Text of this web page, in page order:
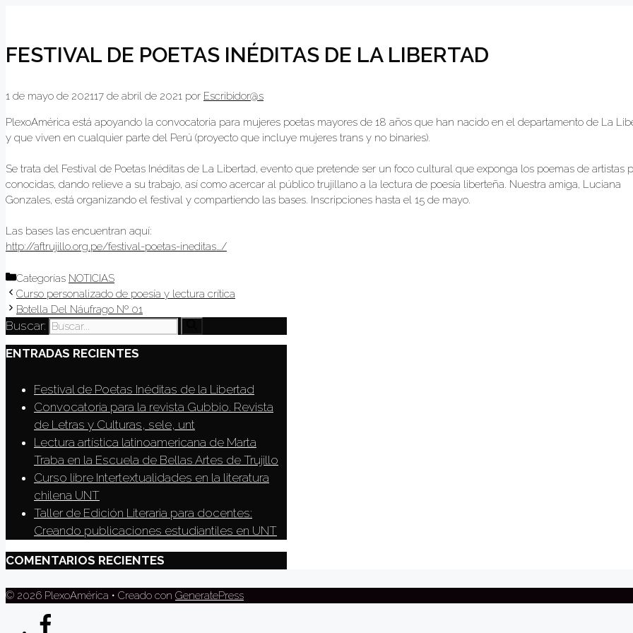
FESTIVAL DE POETAS INÉDITAS DE LA LIBERTAD
1 de mayo de 202117 de abril de 2021 por Escribidor@s
PlexoAmérica está apoyando la convocatoria para mujeres poetas mayores de 18 años que han nacido en el departamento de La
y que viven en cualquier parte del Perú (proyecto que incluye mujeres trans y no binaries).
Se trata del Festival de Poetas Inéditas de La Libertad, evento que pretende ser un foco cultural que exponga los poemas de artistas
conocidas, dando relieve a su trabajo, así como acercar al público trujillano a la lectura de poesía liberteña. Nuestra amiga, Luciana
Gonzales, está organizando el festival y compartiendo las bases. Inscripciones hasta el 15 de mayo.
Las bases las encuentran aquí:
http://aftrujillo.org.pe/festival-poetas-ineditas…/
Categorías NOTICIAS
Curso personalizado de poesía y lectura crítica
Botella Del Náufrago Nº 01
Buscar:
ENTRADAS RECIENTES
Festival de Poetas Inéditas de la Libertad
Convocatoria para la revista Gubbio. Revista
de Letras y Culturas, sele, unt
Lectura artística latinoamericana de Marta
Traba en la Escuela de Bellas Artes de Trujillo
Curso libre Intertextualidades en la literatura
chilena UNT
Taller de Edición Literaria para docentes:
Creando publicaciones estudiantiles en UNT
COMENTARIOS RECIENTES
© 2026 PlexoAmérica • Creado con GeneratePress